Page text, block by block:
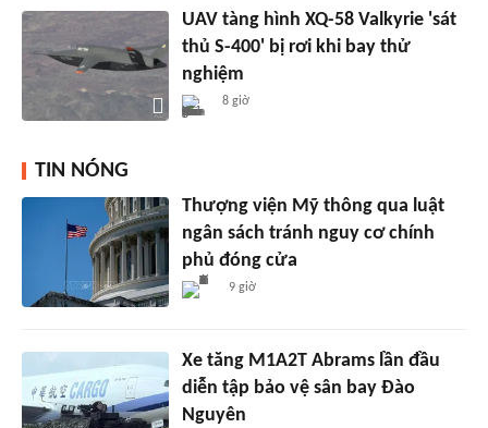
UAV tàng hình XQ-58 Valkyrie 'sát
thủ S-400' bị rơi khi bay thử
nghiệm
8 giờ
TIN NÓNG
Thượng viện Mỹ thông qua luật
ngân sách tránh nguy cơ chính
phủ đóng cửa
9 giờ
Xe tăng M1A2T Abrams lần đầu
diễn tập bảo vệ sân bay Đào
Nguyên